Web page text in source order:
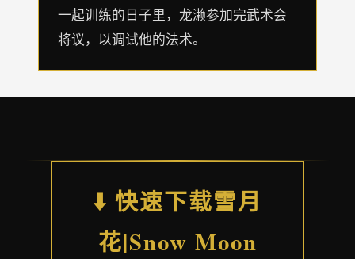
一起训练的日子里，龙濑参加完武术会
将议，以调试他的法术。
⬇️ 快速下载雪月
花|Snow Moon